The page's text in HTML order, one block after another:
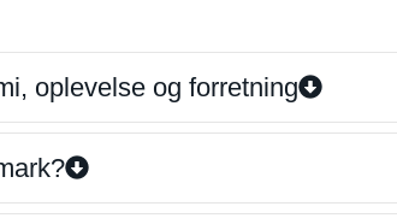
oplevelse og forretning